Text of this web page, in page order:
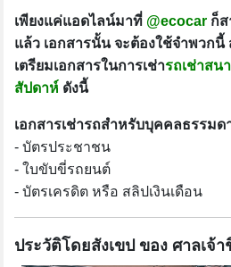
เพียงแค่แอดไลน์มาที่ @ecocar ก็
แล้ว เอกสารนั้น จะต้องใช้จำพวกนี้
เตรียมเอกสารในการเช่ารถเช่าสน
สัปดาห์ ดังนี้
เอกสารเช่ารถสำหรับบุคคลธรรมด
- บัตรประชาชน
- ใบขับขี่รถยนต์
- บัตรเครดิต หรือ สลิปเงินเดือน
ประวัติโดยสังเขป ของ ศาลเจ้